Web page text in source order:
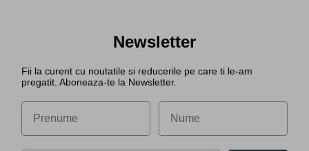
Newsletter
Fii la curent cu noutatile si reducerile pe care ti le-am
pregatit. Aboneaza-te la Newsletter.